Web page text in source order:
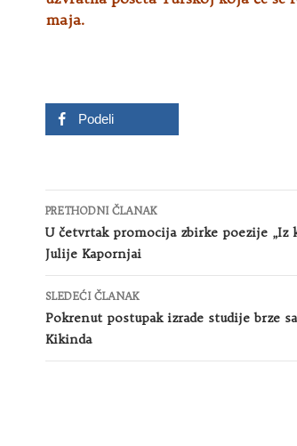
maja.
Podeli
Kretanje
članaka
PRETHODNI ČLANAK
U četvrtak promocija zbirke poezije „Iz
Julije Kapornjai
SLEDEĆI ČLANAK
Pokrenut postupak izrade studije brze
Kikinda